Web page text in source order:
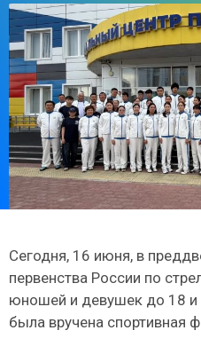
Сегодня, 16 июня, в
первенства России по
юношей и девушек до 18 и
была вручена спортивная